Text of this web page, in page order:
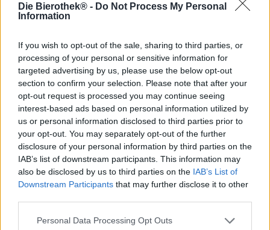
Die Bierothek® - Do Not Process My Personal
Information
If you wish to opt-out of the sale, sharing to third parties, or
processing of your personal or sensitive information for
targeted advertising by us, please use the below opt-out
section to confirm your selection. Please note that after your
opt-out request is processed you may continue seeing
interest-based ads based on personal information utilized by
us or personal information disclosed to third parties prior to
your opt-out. You may separately opt-out of the further
disclosure of your personal information by third parties on the
IAB’s list of downstream participants. This information may
also be disclosed by us to third parties on the IAB’s List of
Downstream Participants that may further disclose it to other
Personal Data Processing Opt Outs
Muut tyylit
black edition
mumoo
€ 86,39
-
0,50 L Pullo - € 172,78 / LTR
Loppuunmyyty